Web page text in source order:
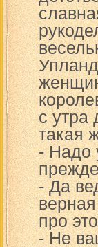
с утра
такая
- Надо
- Да
про
- Не